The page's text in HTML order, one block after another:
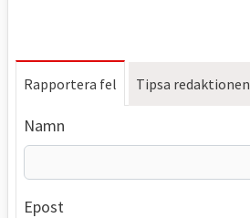
Rapportera fel Tipsa redaktionen
Namn
Epost